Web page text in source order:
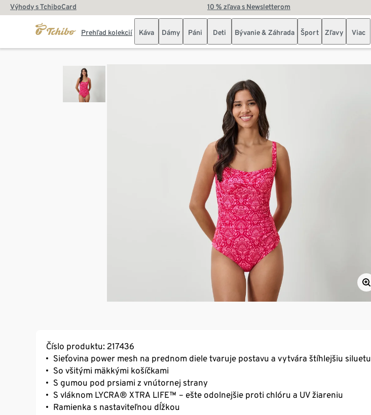
Výhody s TchiboCard 10 % zľava s Newsletterom
Prehľad kolekcií Káva Dámy Páni Deti Bývanie & Záhrada Šport Zľavy Viac
Číslo produktu: 217436
Sieťovina power mesh na prednom diele tvaruje postavu a vytvára štíhlejšiu siluetu
So všitými mäkkými košíčkami
S gumou pod prsiami z vnútornej strany
S vláknom LYCRA® XTRA LIFE™ – ešte odolnejšie proti chlóru a UV žiareniu
Ramienka s nastaviteľnou dĺžkou